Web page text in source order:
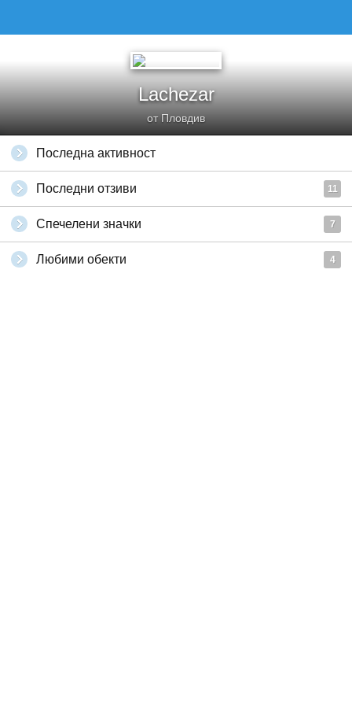
Lachezar
от Пловдив
Последна активност
Последни отзиви 11
Спечелени значки 7
Любими обекти 4